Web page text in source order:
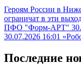
Героям России в
ограничат в эти
ПФО "Форм-АРТ"
30.07.2026 16:01
Последние